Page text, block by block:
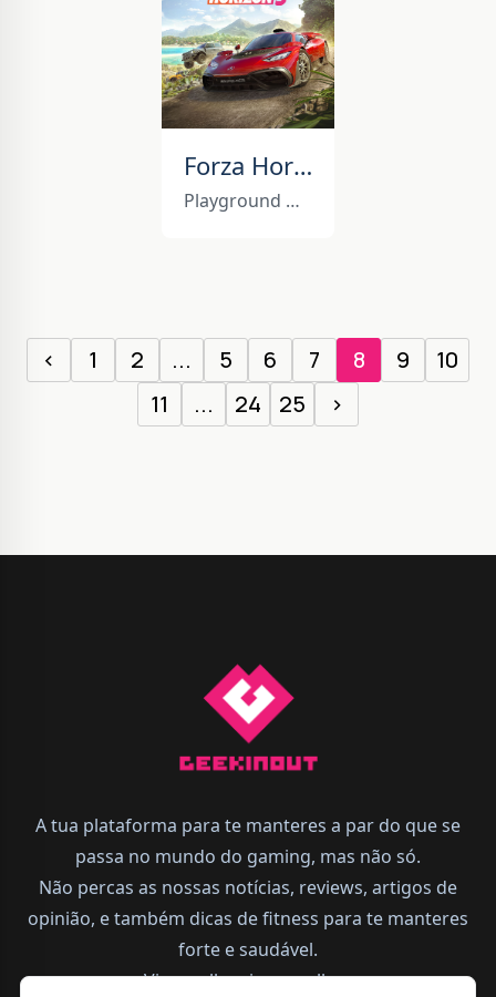
Forza Horizon 5
Playground Games
‹ 1 2 ... 5 6 7 8 9
10
11
... 24 25 ›
A tua plataforma para te manteres a par do que se
passa no mundo do gaming, mas não só.
Não percas as nossas notícias, reviews, artigos de
opinião, e também dicas de fitness para te manteres
forte e saudável.
Vive melhor, joga melhor.